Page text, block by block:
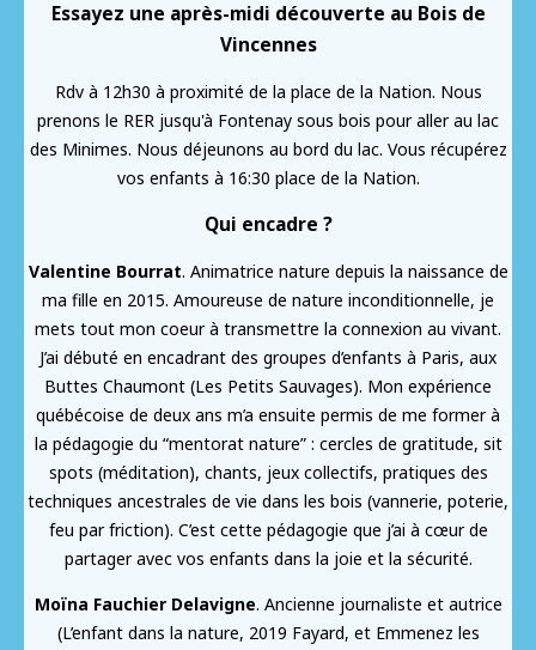
Essayez une après-midi découverte au Bois de
Vincennes
Rdv à 12h30 à proximité de la place de la Nation. Nous
prenons le RER jusqu'à Fontenay sous bois pour aller au lac
des Minimes. Nous déjeunons au bord du lac. Vous récupérez
vos enfants à 16:30 place de la Nation.
Qui encadre ?
Valentine Bourrat. Animatrice nature depuis la naissance de
ma fille en 2015. Amoureuse de nature inconditionnelle, je
mets tout mon coeur à transmettre la connexion au vivant.
J’ai débuté en encadrant des groupes d’enfants à Paris, aux
Buttes Chaumont (Les Petits Sauvages). Mon expérience
québécoise de deux ans m’a ensuite permis de me former à
la pédagogie du “mentorat nature” : cercles de gratitude, sit
spots (méditation), chants, jeux collectifs, pratiques des
techniques ancestrales de vie dans les bois (vannerie, poterie,
feu par friction). C’est cette pédagogie que j’ai à cœur de
partager avec vos enfants dans la joie et la sécurité.
Moïna Fauchier Delavigne. Ancienne journaliste et autrice
(L’enfant dans la nature, 2019 Fayard, et Emmenez les